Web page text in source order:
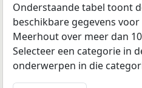
Onderstaande tabel toont
beschikbare gegevens
Meerhout over meer dan
Selecteer een categorie in
onderwerpen in die